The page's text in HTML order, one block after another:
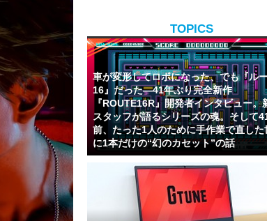
TOPICS
車が変形してロボになった、でも『ル
16』だった―41年ぶり完全新作
『ROUTE16R』開発者インタビュー。
スタッフが語るシリーズの魂。そして
前、たった1人のために手作業で直した
に1本だけの“幻のカセット”の話